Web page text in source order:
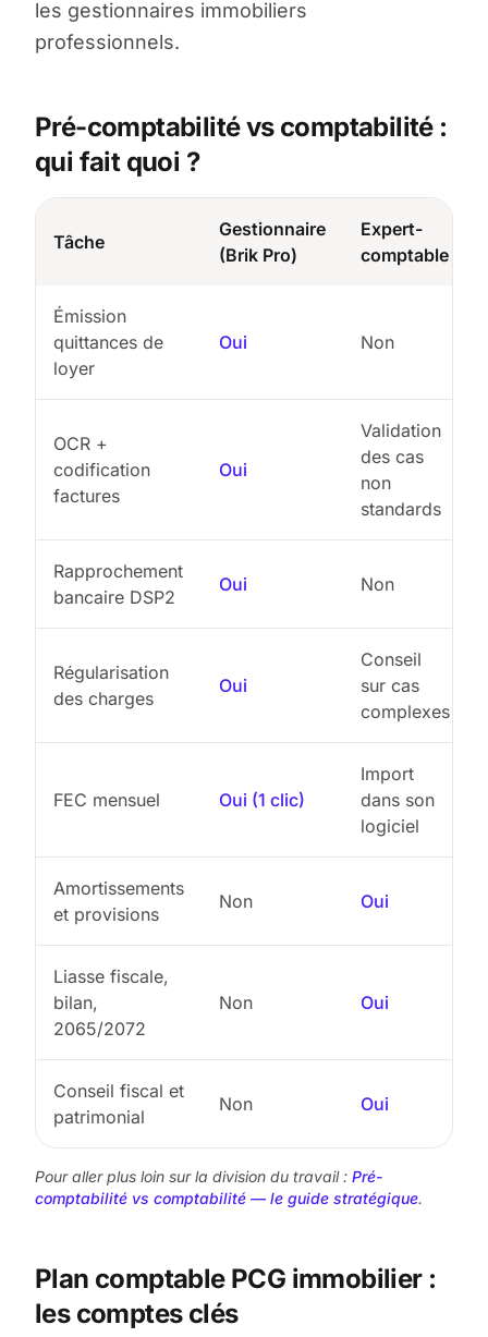
les gestionnaires immobiliers
professionnels.
Pré-comptabilité vs comptabilité :
qui fait quoi ?
Tâche
Gestionnaire
(Brik Pro)
Expert-
comptable
Émission
quittances de
loyer
Oui Non
OCR +
codification
factures
Oui
Validation
des cas
non
standards
Rapprochement
bancaire DSP2
Oui Non
Régularisation
des charges
Oui
Conseil
sur cas
complexes
FEC mensuel Oui (1 clic)
Import
dans son
logiciel
Amortissements
et provisions
Non Oui
Liasse fiscale,
bilan,
2065/2072
Non Oui
Conseil fiscal et
patrimonial
Non Oui
Pour aller plus loin sur la division du travail : Pré-
comptabilité vs comptabilité — le guide stratégique.
Plan comptable PCG immobilier :
les comptes clés